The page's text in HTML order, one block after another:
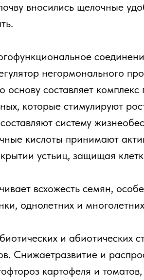
вносились щелочные
негормонального
основу составляет
которые стимулируют
систему
кислоты принимают
устьиц, защищая
всхожесть семян,
однолетних и
и абиотических
Снижаетразвитие и
картофеля и